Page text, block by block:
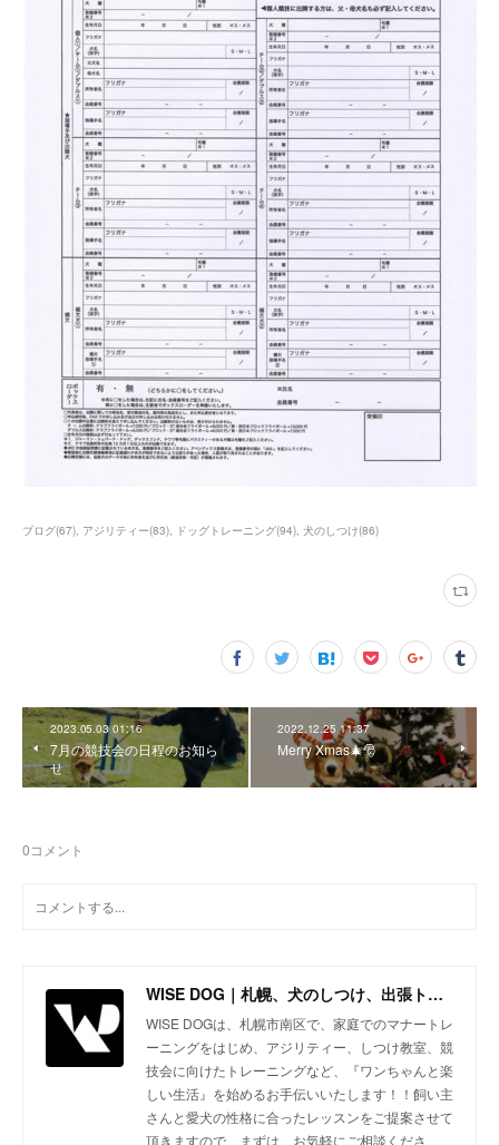
ブログ(67) アジリティー(83) ドッグトレーニング(94) 犬のしつけ(86)
2023.05.03 01:16
7月の競技会の日程のお知ら
せ
2022.12.25 11:37
Merry Xmas🎄🎅
0コメント
WISE DOG｜札幌、犬のしつけ、出張トレーニング、しつけ教室、アジリティー、ドッグトレーニング
WISE DOGは、札幌市南区で、家庭でのマナートレ
ーニングをはじめ、アジリティー、しつけ教室、競
技会に向けたトレーニングなど、『ワンちゃんと楽
しい生活』を始めるお手伝いいたします！！飼い主
さんと愛犬の性格に合ったレッスンをご提案させて
頂きますので、まずは、お気軽にご相談くださ